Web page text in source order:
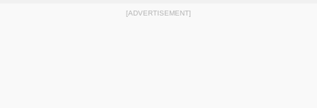
[ADVERTISEMENT]